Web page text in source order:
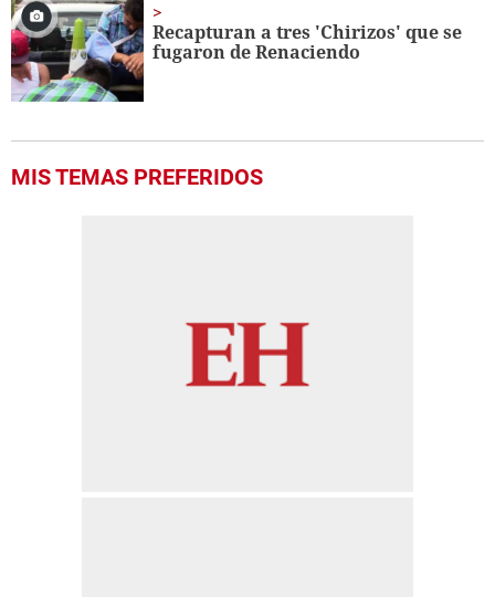
Recapturan a tres 'Chirizos' que se
fugaron de Renaciendo
MIS TEMAS PREFERIDOS